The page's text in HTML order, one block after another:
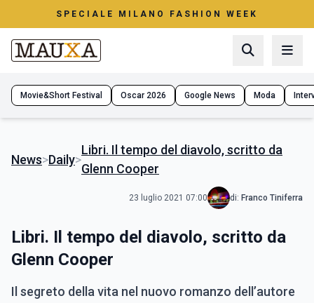
SPECIALE MILANO FASHION WEEK
Movie&Short Festival Oscar 2026 Google News Moda
News>Daily>
Libri. Il tempo del diavolo, scritto da
Glenn Cooper
23 luglio 2021 07:00 di: Franco Tiniferra
Libri. Il tempo del diavolo, scritto da
Glenn Cooper
Il segreto della vita nel nuovo romanzo dell’autore